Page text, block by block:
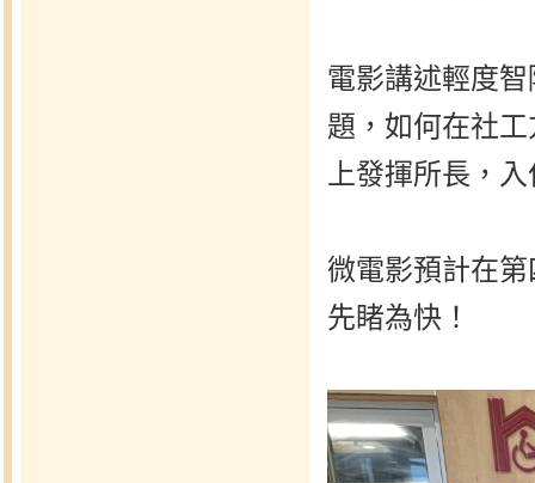
電影講述輕度
題，如何在社
上發揮所長，
微電影預計在
先睹為快！